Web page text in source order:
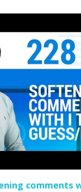
comments